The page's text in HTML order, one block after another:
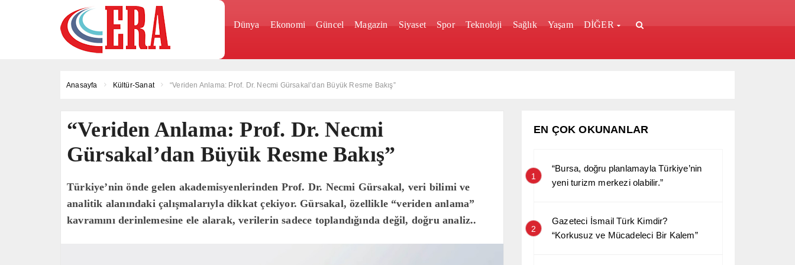
Dünya Ekonomi Güncel Magazin Siyaset Spor Teknoloji Sağlık Yaşam DİĞER
Anasayfa Kültür-Sanat “Veriden Anlama: Prof. Dr. Necmi Gürsakal’dan Büyük Resme Bakış”
“Veriden Anlama: Prof. Dr. Necmi
Gürsakal’dan Büyük Resme Bakış”
Türkiye’nin önde gelen akademisyenlerinden Prof. Dr. Necmi Gürsakal, veri bilimi ve
analitik alanındaki çalışmalarıyla dikkat çekiyor. Gürsakal, özellikle “veriden anlama”
kavramını derinlemesine ele alarak, verilerin sadece toplandığında değil, doğru analiz..
EN ÇOK OKUNANLAR
1
“Bursa, doğru planlamayla Türkiye’nin
yeni turizm merkezi olabilir.”
2
Gazeteci İsmail Türk Kimdir?
“Korkusuz ve Mücadeleci Bir Kalem”